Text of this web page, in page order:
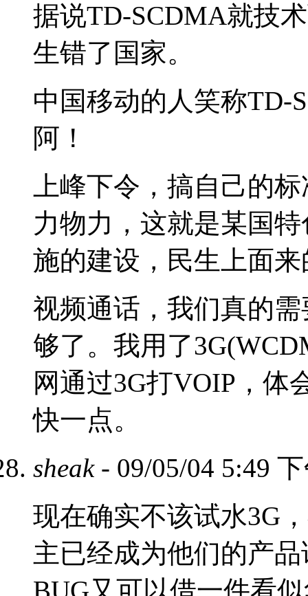
据说TD-SCDMA就技
生错了国家。
中国移动的人笑称TD-
阿！
上峰下令，搞自己的
力物力，这就是某国
施的建设，民生上面
视频通话，我们真的
够了。我用了
网通过3G打VOIP，体
快一点。
sheak- 09/05/04 5:49
现在确实不该试水3G
主已经成为他们的产